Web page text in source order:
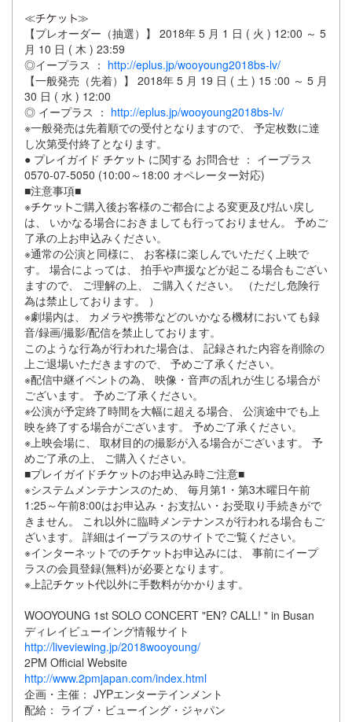
≪
≫
【プレオーダー（抽選）】 2018年 5 月 1 日 ( 火 ) 12:00 ～ 5
月 10 日 ( 木 ) 23:59
◎イープラス ： http://eplus.jp/wooyoung2018bs-lv/
【一般発売（先着）】 2018年 5 月 19 日 ( 土 ) 15 :00 ～ 5 月
30 日 ( 水 ) 12:00
◎ イープラス ： http://eplus.jp/wooyoung2018bs-lv/
※一般発売は先着順での受付となりますので、 予定枚数に達
し次第受付終了となります。
● プレイガイド
に関する お問合せ ： イープラス
0570-07-5050 (10:00～18:00 オペレーター対応)
■注意事項■
※
ご購入後お客様のご都合による変更及び払い戻し
は、 いかなる場合におきましても行っておりません。 予めご
了承の上お申込みください。
※通常の公演と同様に、 お客様に楽しんでいただく上映で
す。 場合によっては、 拍手や声援などが起こる場合もござい
ますので、 ご理解の上、 ご購入ください。 （ただし危険行
為は禁止しております。 ）
※劇場内は、 カメラや携帯などのいかなる機材においても録
音/録画/撮影/配信を禁止しております。
このような行為が行われた場合は、 記録された内容を削除の
上ご退場いただきますので、 予めご了承ください。
※配信中継イベントの為、 映像・音声の乱れが生じる場合が
ございます。 予めご了承ください。
※公演が予定終了時間を大幅に超える場合、 公演途中でも上
映を終了する場合がございます。 予めご了承ください。
※上映会場に、 取材目的の撮影が入る場合がございます。 予
めご了承の上、 ご購入ください。
■プレイガイド
のお申込み時ご注意■
※システムメンテナンスのため、 毎月第1・第3木曜日午前
1:25～午前8:00はお申込み・お支払い・お受取り手続きがで
きません。 これ以外に臨時メンテナンスが行われる場合もご
ざいます。 詳細はイープラスのサイトでご覧ください。
※インターネットでの
お申込みには、 事前にイープ
ラスの会員登録(無料)が必要となります。
※上記
代以外に手数料がかかります。
WOOYOUNG 1st SOLO CONCERT "EN? CALL! " in Busan
ディレイビューイング情報サイト
http://liveviewing.jp/2018wooyoung/
2PM Official Website
http://www.2pmjapan.com/index.html
企画・主催： JYPエンターテインメント
配給： ライブ・ビューイング・ジャパン